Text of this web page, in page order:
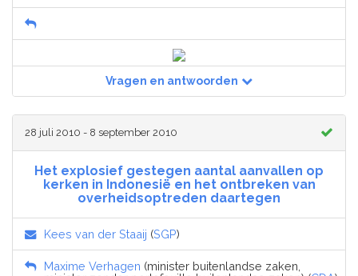
Vragen en antwoorden
28 juli 2010 - 8 september 2010
Het explosief gestegen aantal aanvallen op
kerken in Indonesië en het ontbreken van
overheidsoptreden daartegen
Kees van der Staaij (SGP)
Maxime Verhagen (minister buitenlandse zaken,